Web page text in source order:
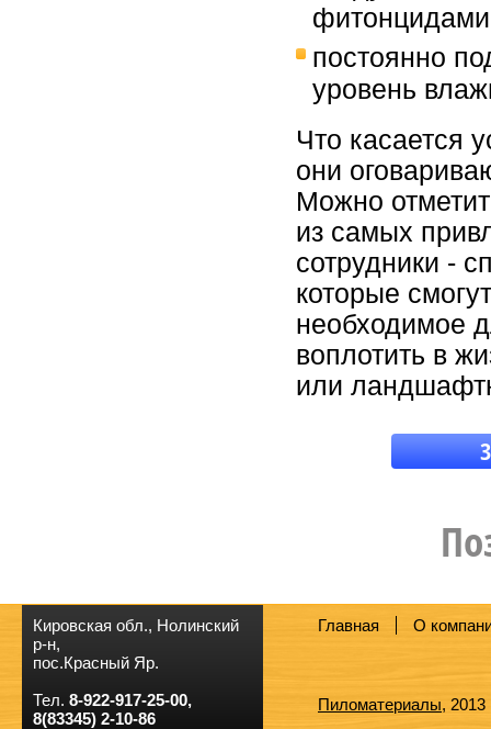
постоянно
уровень
Что касается
они
Можно
из самых
сотрудники -
которые
необходимое
воплотить в
или
Кировская обл., Нолинский
р-н,
пос.Красный Яр.
Тел. 8-922-917-25-00,
8(83345) 2-10-86
Главная О
Пиломатериалы, 2013